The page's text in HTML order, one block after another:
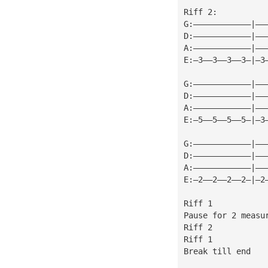
Riff 2:
Riff 1
Pause for 2
Riff 2
Riff 1
Break till end